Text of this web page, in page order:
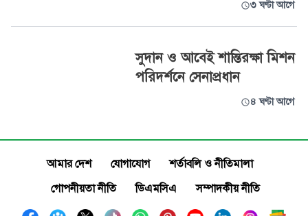
৩ ঘণ্টা আগে
সুদান ও আবেই শান্তিরক্ষা মিশন
পরিদর্শনে সেনাপ্রধান
৪ ঘণ্টা আগে
আমার দেশ যোগাযোগ
শর্তাবলি ও নীতিমালা
গোপনীয়তা নীতি
ডিএমসিএ সম্পাদকীয় নীতি